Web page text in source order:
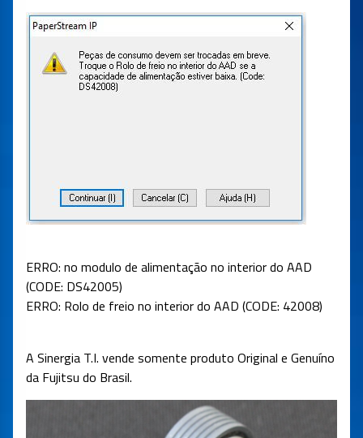
ERRO: no modulo de alimentação no interior do AAD
(CODE: DS42005)
ERRO: Rolo de freio no interior do AAD (CODE: 42008)
A Sinergia T.I. vende somente produto Original e Genuíno
da Fujitsu do Brasil.